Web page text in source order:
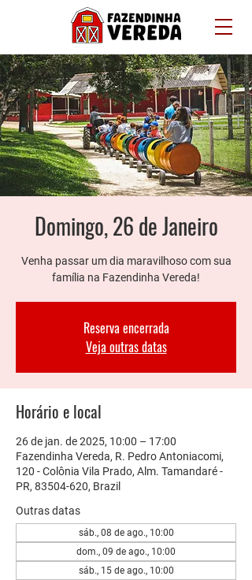
Domingo, 26 de Janeiro
Venha passar um dia maravilhoso com sua
família na Fazendinha Vereda!
Reserva encerrada
Veja outras datas
Horário e local
26 de jan. de 2025, 10:00 – 17:00
Fazendinha Vereda, R. Pedro Antoniacomi,
120 - Colônia Vila Prado, Alm. Tamandaré -
PR, 83504-620, Brazil
Outras datas
sáb., 08 de ago., 10:00
dom., 09 de ago., 10:00
sáb., 15 de ago., 10:00